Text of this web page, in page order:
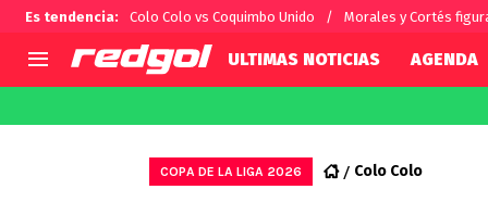
Es tendencia: Colo Colo vs Coquimbo Unido Morales y Cortés
Selección Chilena
ULTIMAS NOTICIAS AGENDA
COPA DE LA LIGA 2026 Colo Colo